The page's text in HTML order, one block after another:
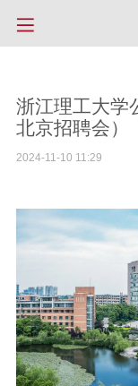
浙江理工大学
北京招聘会）
2024-11-10 11:29